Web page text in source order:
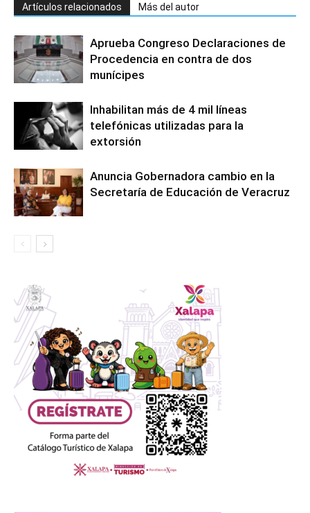
Artículos relacionados Más del autor
Aprueba Congreso Declaraciones de
Procedencia en contra de dos
munícipes
Inhabilitan más de 4 mil líneas
telefónicas utilizadas para la
extorsión
Anuncia Gobernadora cambio en la
Secretaría de Educación de Veracruz